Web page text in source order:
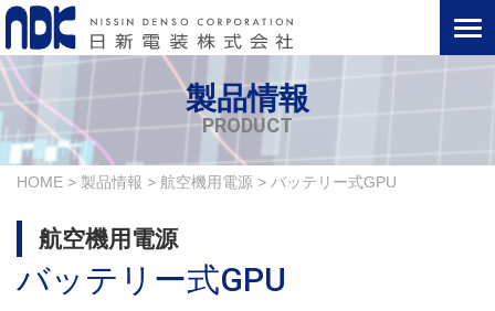
製品情報
PRODUCT
HOME > 製品情報 > 航空機用電源 > バッテリー式GPU
航空機用電源
バッテリー式GPU